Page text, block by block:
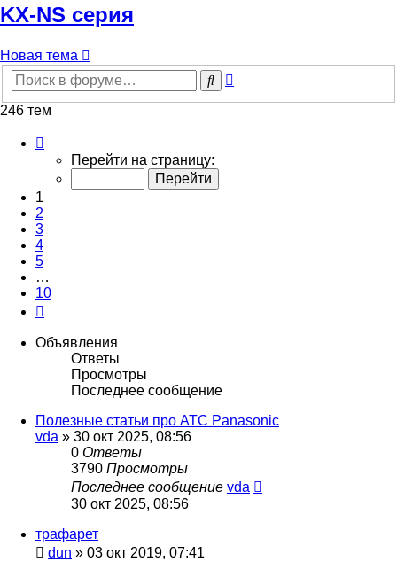
KX-NS серия
Новая тема
Поиск
246 тем
10
Перейти на страницу:
1
2
3
4
5
…
10
Объявления
Ответы
Просмотры
Последнее сообщение
Полезные статьи про АТС Panasonic
vda » 30 окт 2025, 08:56
0 Ответы
3790 Просмотры
Последнее сообщение vda
30 окт 2025, 08:56
трафарет
dun » 03 окт 2019, 07:41